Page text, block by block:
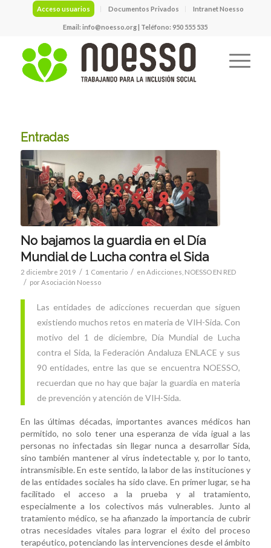
Acceso usuarios Documentos Privados Intranet Noesso
Email:info@noesso.org| Teléfono: 950 555 535
Entradas
No bajamos la guardia en el Día
Mundial de Lucha contra el Sida
2 diciembre 2019 / 1 Comentario / en Adicciones NOESSO EN RED
/ porAsociación Noesso
Las entidades de adicciones recuerdan que siguen
existiendo muchos retos en materia de VIH-Sida. Con
motivo del 1 de diciembre, Día Mundial de Lucha
contra el Sida, la Federación Andaluza ENLACE y sus
90 entidades, entre las que se encuentra NOESSO,
recuerdan que no hay que bajar la guardia en materia
de prevención y atención de VIH-Sida.
En las últimas décadas, importantes avances médicos han
permitido, no solo tener una esperanza de vida igual a las
personas no infectadas sin llegar nunca a desarrollar Sida,
sino también mantener al virus indetectable y, por lo tanto,
intransmisible. En este sentido, la labor de las instituciones y
de las entidades sociales ha sido clave. En primer lugar, se ha
facilitado el acceso a la prueba y al tratamiento,
especialmente a los colectivos más vulnerables. Junto al
tratamiento médico, se ha afianzado la importancia de cubrir
otras necesidades vitales para lograr el éxito del proceso
terapéutico, potenciando las intervenciones desde el ámbito